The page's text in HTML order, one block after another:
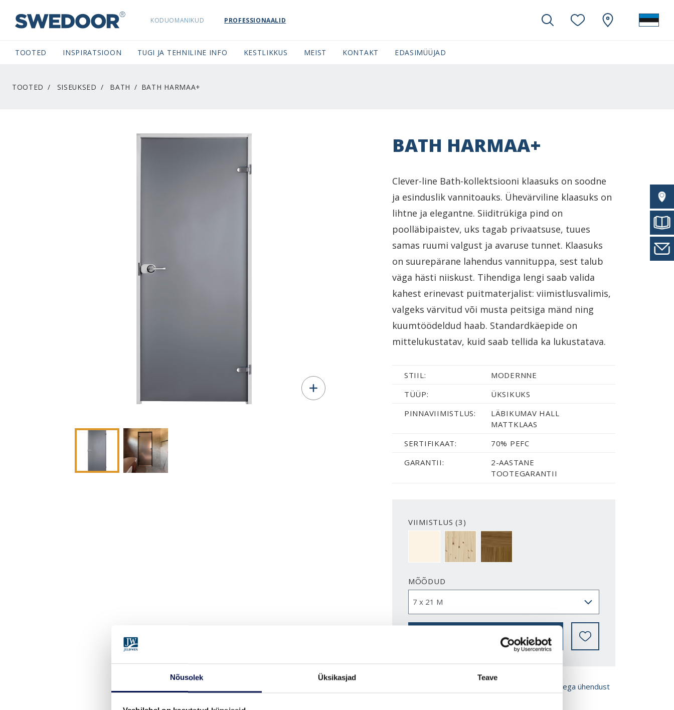
Nõusolek Üksikasjad Teave
SWEDOORESTONIA NAVIGATION
KODUOMANIKUD PROFESSIONAALID
TOOTED INSPIRATSIOON TUGI JA TEHNILINE INFO KESTLIKKUS MEIST KONTAKT EDASIMÜÜJAD
TOOTED SISEUKSED BATH BATH HARMAA+
BATH HARMAA+
Clever-line Bath-kollektsiooni klaasuks on soodne
ja esinduslik vannitoauks. Ühevärviline klaasuks on
lihtne ja elegantne. Siiditrükiga pind on
poolläbipaistev, uks tagab privaatsuse, tuues
samas ruumi valgust ja avaruse tunnet. Klaasuks
on suurepärane lahendus vannituppa, sest talub
väga hästi niiskust. Tihendiga lengi saab valida
kahest erinevast puitmaterjalist: viimistlusvalimis,
valgeks värvitud või musta peitsiga mänd ning
kuumtöödeldud haab. Standardkäepide on
mittelukustatav, kuid saab tellida ka lukustatava.
STIIL:
MODERNNE
TÜÜP:
ÜKSIKUKS
PINNAVIIMISTLUS:
LÄBIKUMAV HALL
MATTKLAAS
SERTIFIKAAT:
70% PEFC
GARANTII:
2-AASTANE
TOOTEGARANTII
VIIMISTLUS (3)
NCS S0502-YVIIMISTLUSVALMISTERMOTÖÖDELDUD HAAB
MÕÕDUD
LEIA EDASIMÜÜJA
Võta meiega ühendust